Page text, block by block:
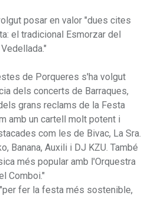
posar en valor "dues cites
el tradicional Esmorzar del
de Porqueres s'ha volgut
dels concerts de Barraques,
grans reclams de la Festa
amb un cartell molt potent i
com les de Bivac, La Sra.
Banana, Auxili i DJ KZU. També
més popular amb l'Orquestra
Comboi."
fer la festa més sostenible,